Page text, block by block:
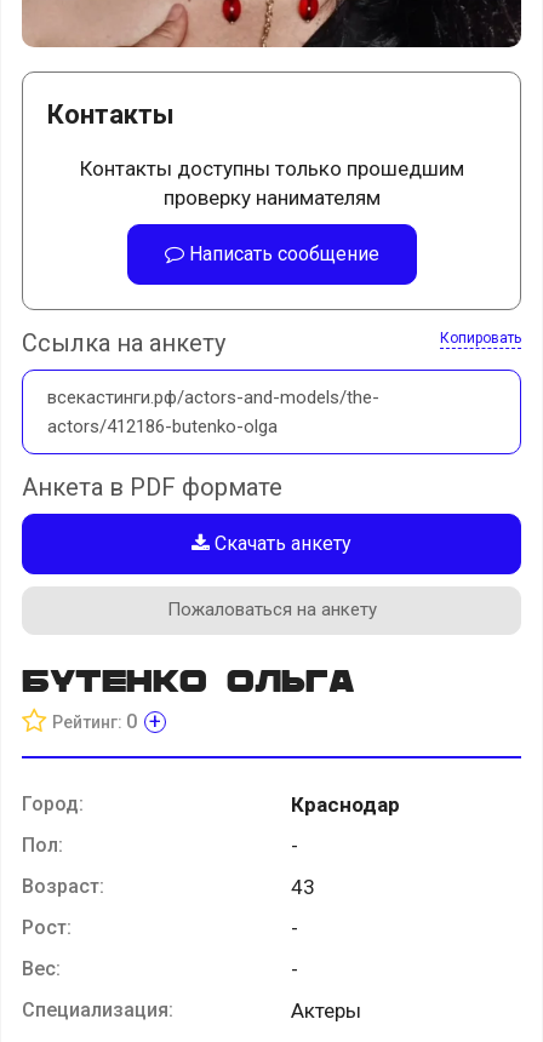
Контакты
Контакты доступны только прошедшим
проверку нанимателям
Написать сообщение
Ссылка на анкету Копировать
всекастинги.рф/actors-and-models/the-
actors/412186-butenko-olga
Анкета в PDF формате
Скачать анкету
Пожаловаться на анкету
Бутенко Ольга
Рейтинг: 0 +
Город: Краснодар
Пол: -
Возраст: 43
Рост: -
Вес: -
Специализация: Актеры